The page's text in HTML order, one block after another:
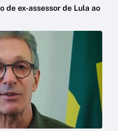
de ex-assessor de Lula ao